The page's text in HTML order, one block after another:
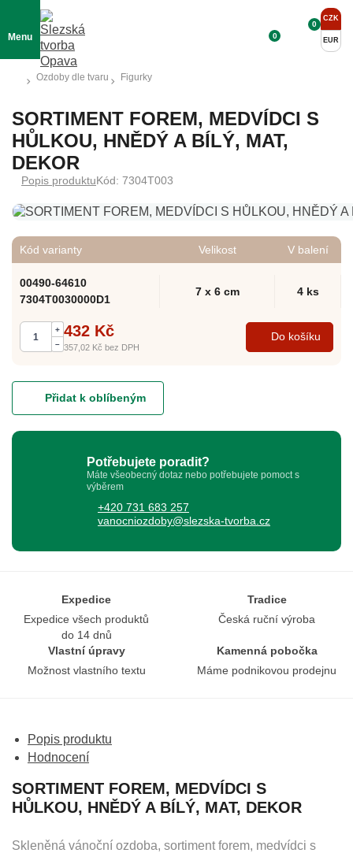
Menu 0
CZK
EUR
0
Ozdoby dle tvaru Figurky
SORTIMENT FOREM, MEDVÍDCI S
HŮLKOU, HNĚDÝ A BÍLÝ, MAT,
DEKOR
Popis produktuKód: 7304T003
Kód varianty Velikost V balení
00490-64610
7304T0030000D1
7 x 6 cm 4 ks
+
–
432 Kč
357,02 Kč bez DPH
Do košíku
Přidat k oblíbeným
Potřebujete poradit?
Máte všeobecný dotaz nebo potřebujete pomoct s
výběrem
+420 731 683 257
vanocniozdoby@slezska-tvorba.cz
Expedice
Expedice všech produktů
do 14 dnů
Tradice
Česká ruční výroba
Vlastní úpravy
Možnost vlastního textu
Kamenná pobočka
Máme podnikovou prodejnu
Popis produktu
Hodnocení
SORTIMENT FOREM, MEDVÍDCI S
HŮLKOU, HNĚDÝ A BÍLÝ, MAT, DEKOR
Skleněná vánoční ozdoba, sortiment forem, medvídci s